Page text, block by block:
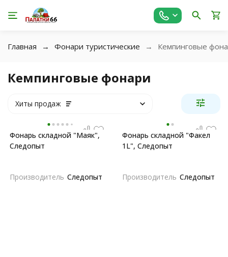
Главная Фонари туристические Кемпинговые
Кемпинговые фонари
Хиты продаж
Фонарь складной "Маяк",
Следопыт
Производитель Следопыт
Фонарь складной "Факел
1L", Следопыт
Производитель Следопыт